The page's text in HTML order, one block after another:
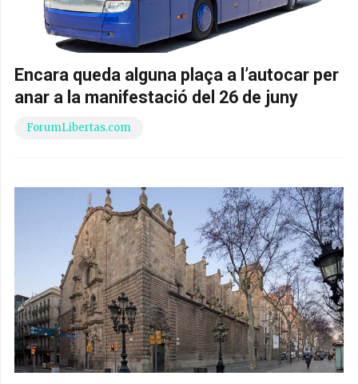
Encara queda alguna plaça a l’autocar per
anar a la manifestació del 26 de juny
ForumLibertas.com